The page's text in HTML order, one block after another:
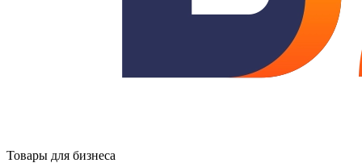
Товары для бизнеса